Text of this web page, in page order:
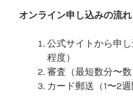
オンライン申し込みの流れ
公式サイトから申
程度）
審査（最短数分〜数
カード郵送（1〜2週